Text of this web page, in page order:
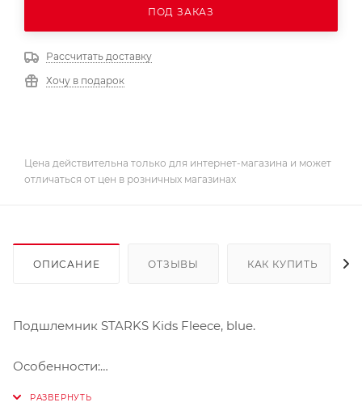
ПОД ЗАКАЗ
Рассчитать доставку
Хочу в подарок
Цена действительна только для интернет-магазина и может
отличаться от цен в розничных магазинах
ОПИСАНИЕ ОТЗЫВЫ КАК КУПИТЬ
Подшлемник STARKS Kids Fleece, blue.
Особенности: